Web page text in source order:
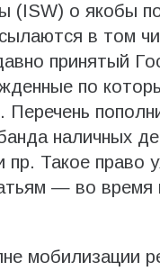
(ISW) о якобы
в том
принятый
по
наличных
пр. Такое право
— во время
мобилизации